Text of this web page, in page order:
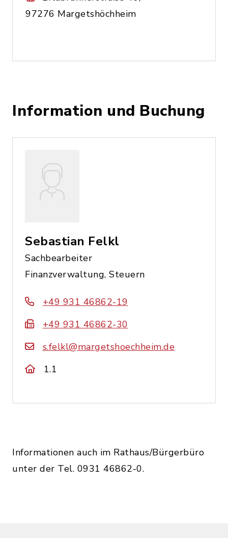
97276 Margetshöchheim
Information und Buchung
Sebastian Felkl
Sachbearbeiter
Finanzverwaltung, Steuern
+49 931 46862-19
+49 931 46862-30
s.felkl@margetshoechheim.de
1.1
Informationen auch im Rathaus/Bürgerbüro
unter der Tel. 0931 46862-0.